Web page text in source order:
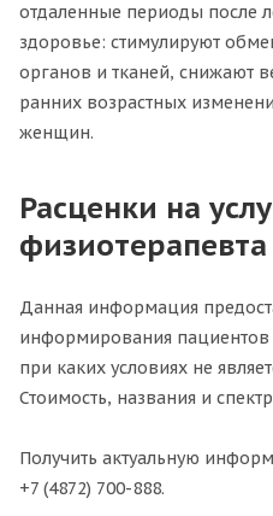
отдаленные периоды после
здоровье: стимулируют
органов и тканей, снижают
ранних возрастных
женщин.
Расценки на
физиотерапевта
Данная информация
информирования
при каких условиях не
Стоимость, названия и
Получить актуальную
+7 (4872) 700-888.